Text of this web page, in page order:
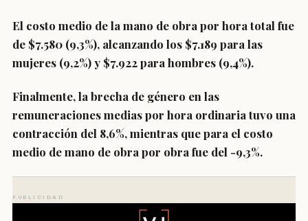
El costo medio de la mano de obra por hora total fue
de $7.580 (9,3%), alcanzando los $7.189 para las
mujeres (9,2%) y $7.922 para hombres (9,4%).
Finalmente, la brecha de género en las
remuneraciones medias por hora ordinaria tuvo una
contracción del 8,6%, mientras que para el costo
medio de mano de obra por obra fue del -9,3%.
PUBLICIDAD